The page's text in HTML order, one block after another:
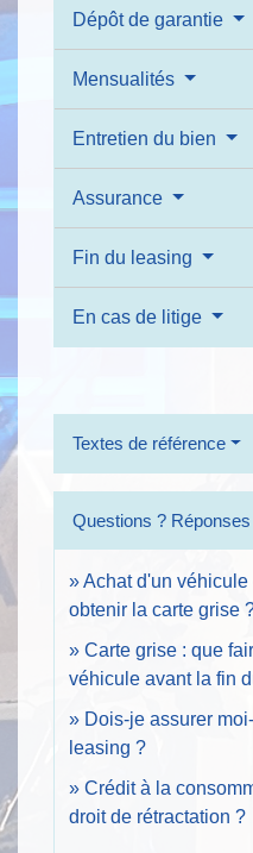
Dépôt de garantie
Mensualités
Entretien du bien
Assurance
Fin du leasing
En cas de litige
Textes de référence
Questions ? Réponses
Achat d'un
obtenir la carte grise
Carte grise : que
véhicule avant la fin
Dois-je assurer
leasing ?
Crédit à la
droit de rétractation ?